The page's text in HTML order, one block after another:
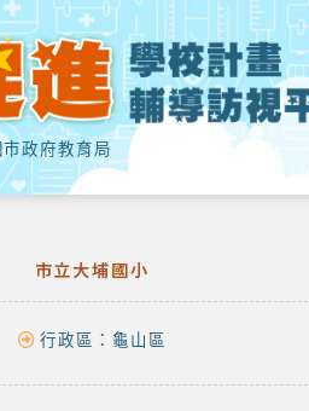
市政府教育局
市立大埔國小
行政區： 龜山區